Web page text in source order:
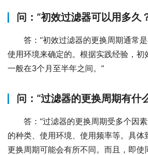
问：“初效过滤器可以用多久
答：“初效过滤器的更换周期通常
使用环境来确定的。根据实践经验，初
一般在3个月至半年之间。”
问：“过滤器的更换周期有什
答：“过滤器的更换周期受多个因
的种类、使用环境、使用频率等。具体
更换周期可能会有所不同。而且，即使